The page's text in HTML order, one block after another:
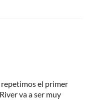
el primer
va a ser muy